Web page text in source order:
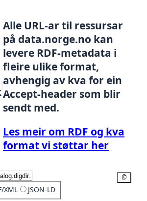
Alle URL-ar til ressursar
på data.norge.no kan
levere RDF-metadata i
fleire ulike format,
avhengig av kva for ein
Accept-header som blir
sendt med.
Les meir om RDF og kva
format vi støttar her
XML JSON-LD